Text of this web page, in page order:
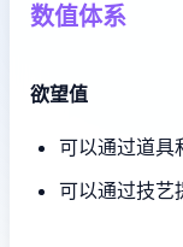
数值体系
欲望值
可以通过道具
可以通过技艺